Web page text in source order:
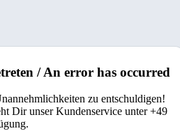
/ An error has occurred
zu entschuldigen!
Dir unser Kundenservice unter +49